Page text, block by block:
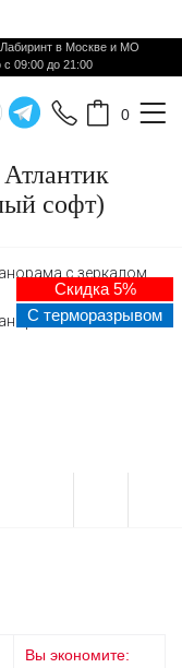
в Москве и МО
с 09:00 до 21:00
0
софт)
Скидка 5%
С терморазрывом
Вы экономите: